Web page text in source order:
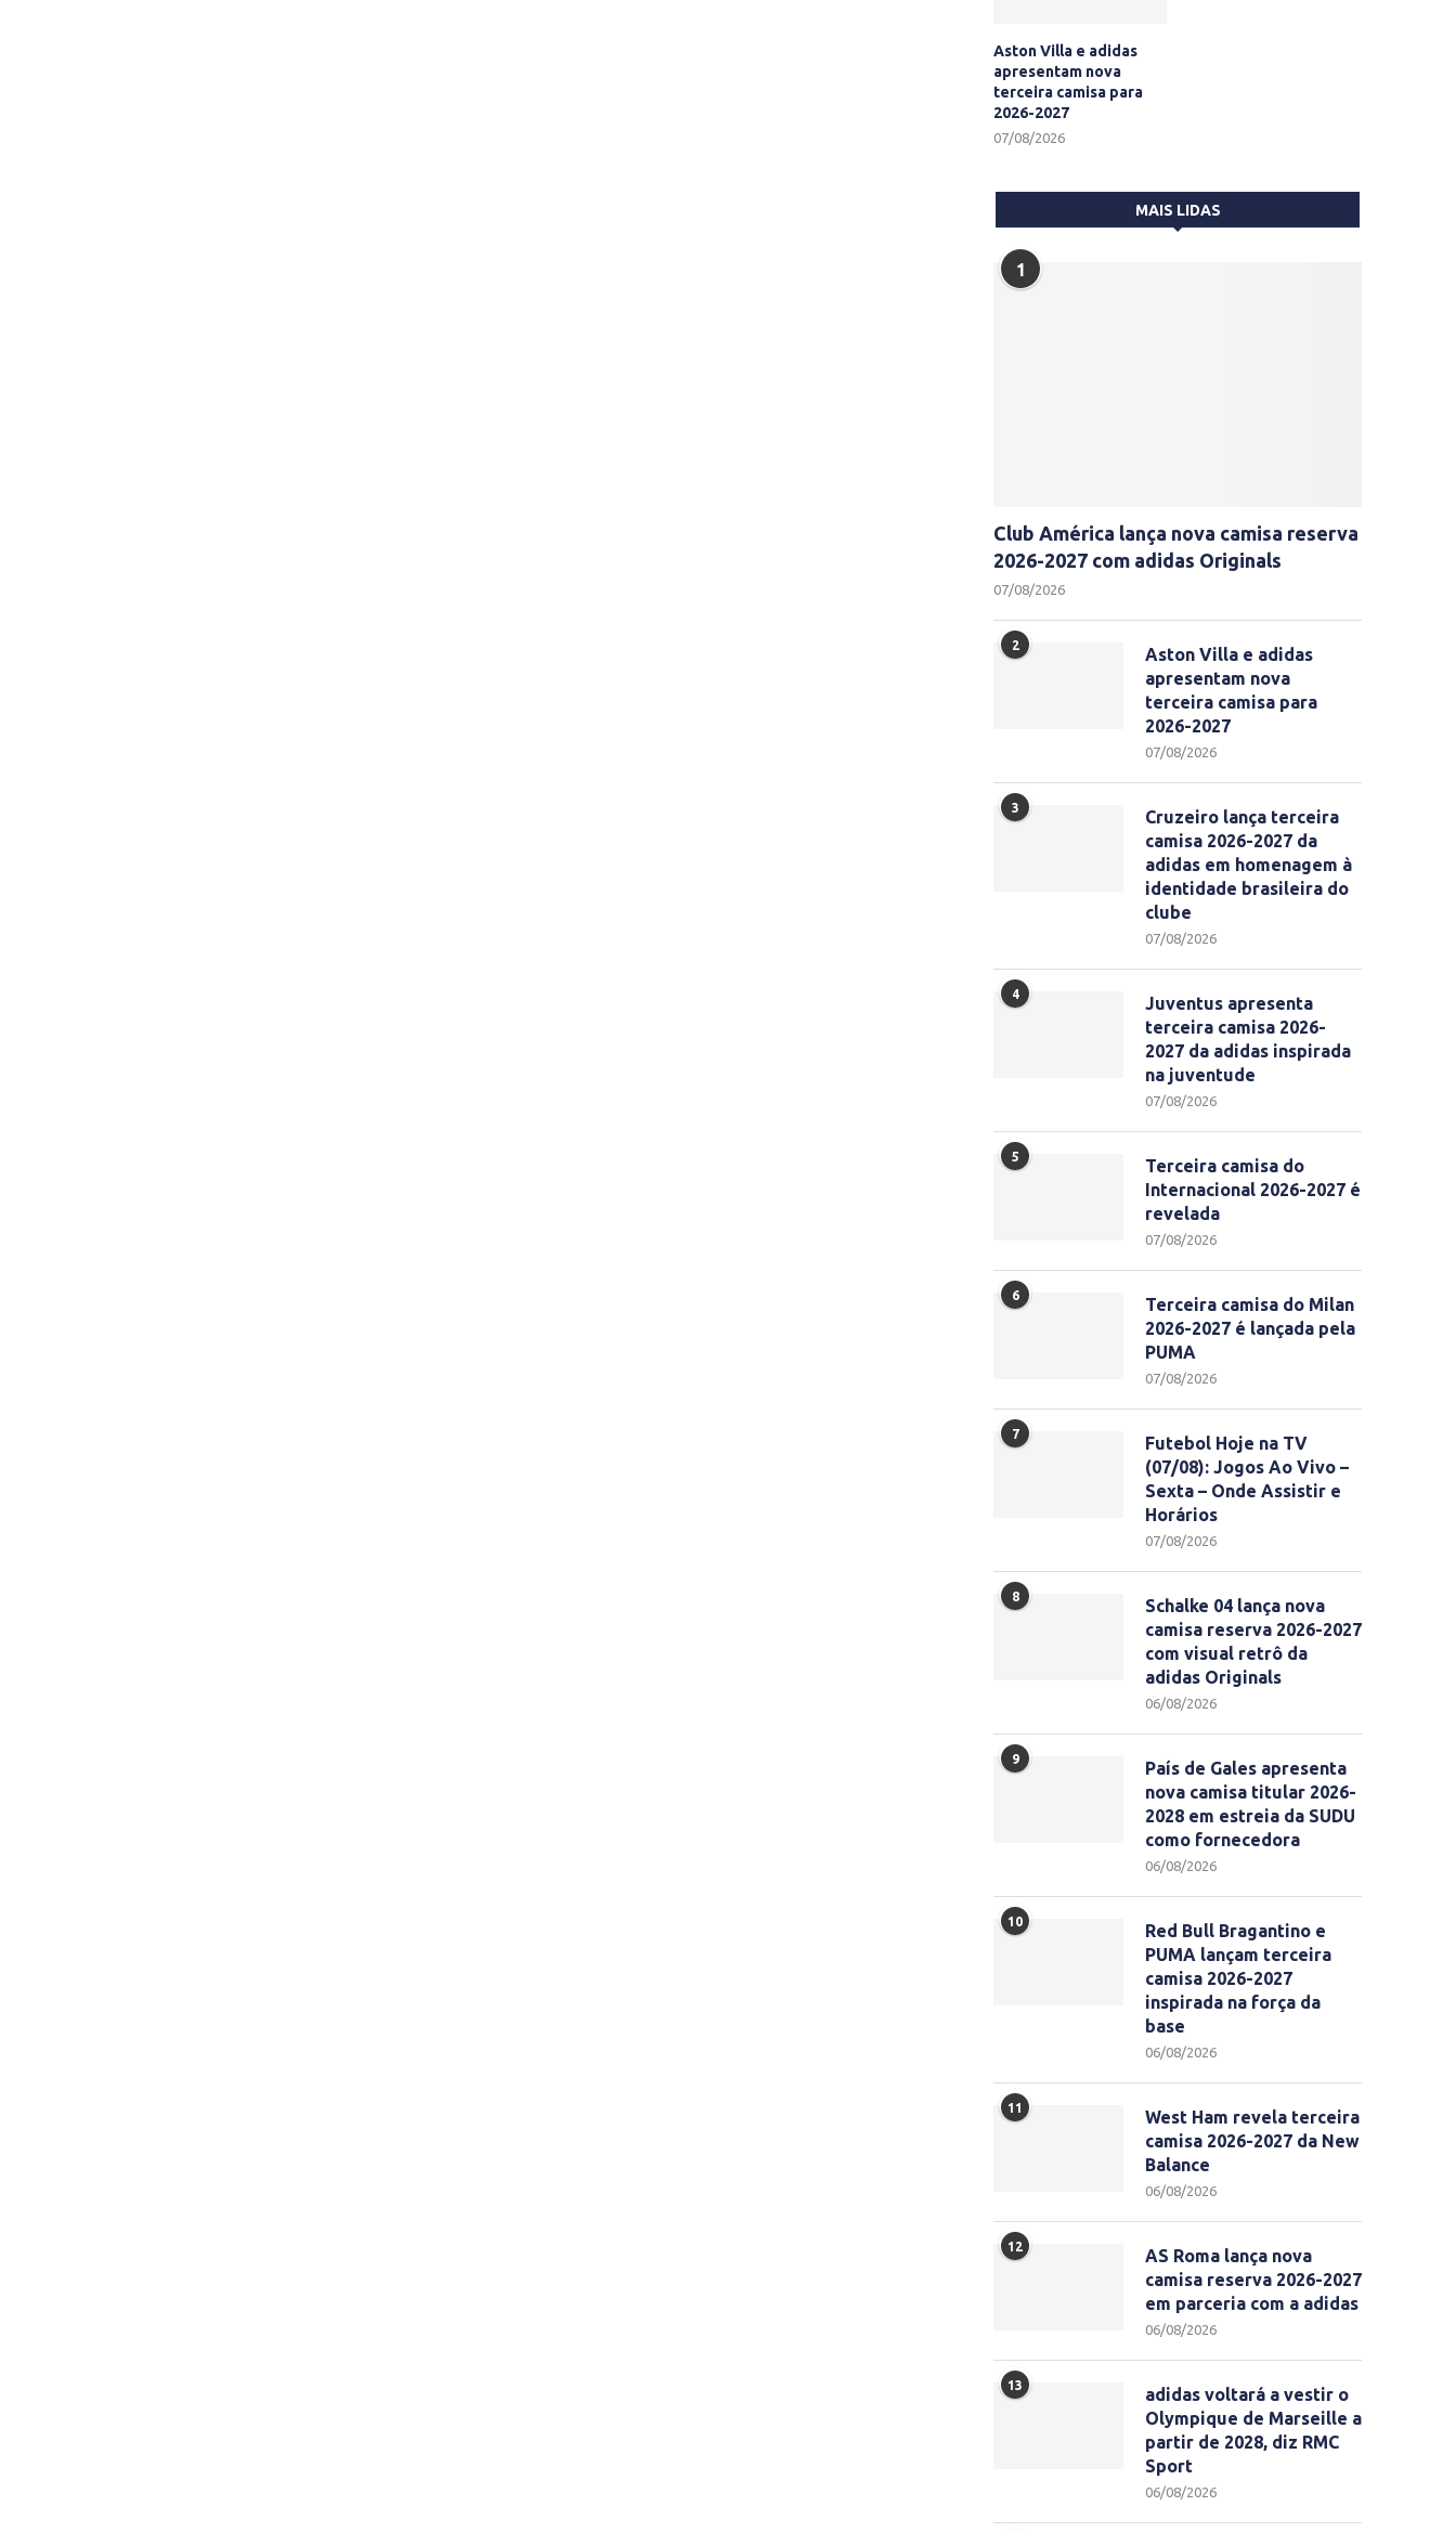
Aston Villa e adidas
apresentam nova
terceira camisa para
2026-2027
07/08/2026
MAIS LIDAS
1
Club América lança nova camisa reserva
2026-2027 com adidas Originals
07/08/2026
2
Aston Villa e adidas
apresentam nova
terceira camisa para
2026-2027
07/08/2026
3
Cruzeiro lança terceira
camisa 2026-2027 da
adidas em homenagem à
identidade brasileira do
clube
07/08/2026
4
Juventus apresenta
terceira camisa 2026-
2027 da adidas inspirada
na juventude
07/08/2026
5
Terceira camisa do
Internacional 2026-2027 é
revelada
07/08/2026
6
Terceira camisa do Milan
2026-2027 é lançada pela
PUMA
07/08/2026
7
Futebol Hoje na TV
(07/08): Jogos Ao Vivo –
Sexta – Onde Assistir e
Horários
07/08/2026
8
Schalke 04 lança nova
camisa reserva 2026-2027
com visual retrô da
adidas Originals
06/08/2026
9
País de Gales apresenta
nova camisa titular 2026-
2028 em estreia da SUDU
como fornecedora
06/08/2026
10
Red Bull Bragantino e
PUMA lançam terceira
camisa 2026-2027
inspirada na força da
base
06/08/2026
11
West Ham revela terceira
camisa 2026-2027 da New
Balance
06/08/2026
12
AS Roma lança nova
camisa reserva 2026-2027
em parceria com a adidas
06/08/2026
13
adidas voltará a vestir o
Olympique de Marseille a
partir de 2028, diz RMC
Sport
06/08/2026